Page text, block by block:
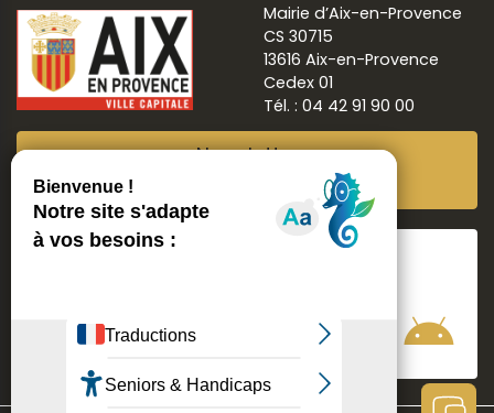
Mairie d’Aix-en-Provence
CS 30715
13616 Aix-en-Provence
Cedex 01
Tél. : 04 42 91 90 00
Newsletter